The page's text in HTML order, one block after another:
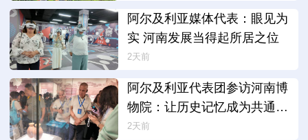
阿尔及利亚媒体代表：眼见为
实 河南发展当得起所居之位
2天前
阿尔及利亚代表团参访河南博
物院：让历史记忆成为共通的
文明纽带
2天前